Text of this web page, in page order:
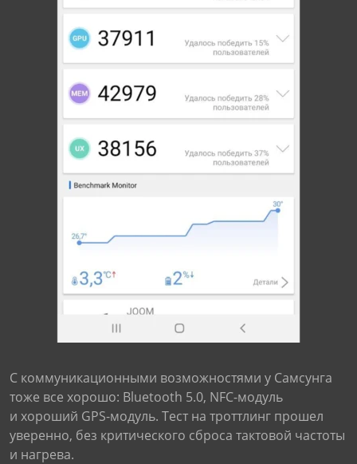
С коммуникационными возможностями у Самсунга
тоже все хорошо: Bluetooth 5.0, NFC-модуль
и хороший GPS-модуль. Тест на троттлинг прошел
уверенно, без критического сброса тактовой частоты
и нагрева.